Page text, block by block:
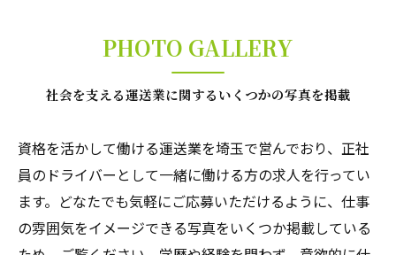
PHOTO GALLERY
社会を支える運送業に関するいくつかの写真を掲載
資格を活かして働ける運送業を埼玉で営んでおり、正社
員のドライバーとして一緒に働ける方の求人を行ってい
ます。どなたでも気軽にご応募いただけるように、仕事
の雰囲気をイメージできる写真をいくつか掲載している